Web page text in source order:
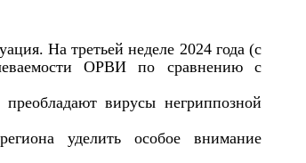
На третьей неделе 2024 года (с
ОРВИ по сравнению с
вирусы негриппозной
уделить особое внимание